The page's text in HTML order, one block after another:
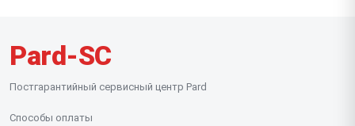
Pard-SC
Постгарантийный сервисный центр Pard
Способы оплаты